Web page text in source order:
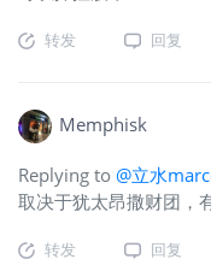
转发 回复
Memphisk
Replying to @立水
取决于犹太昂撒财团，
转发 回复